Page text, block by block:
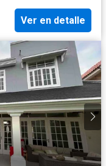
Ver en detalle